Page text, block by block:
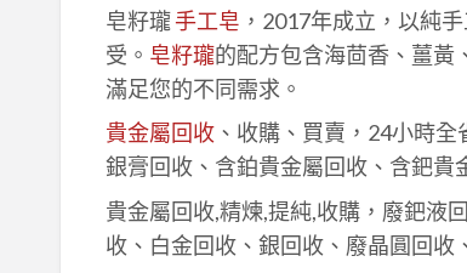
皂籽瓏手工皂 ，2017年成立，以純
受。 皂籽瓏的配方包含海茴香、薑黃
滿足您的不同需求。
貴金屬回收、收購、買賣，24小時全
銀膏回收、含鉑貴金屬回收、含鈀貴
貴金屬回收,精煉,提純,收購，廢鈀液
收、白金回收、銀回收、廢晶圓回收